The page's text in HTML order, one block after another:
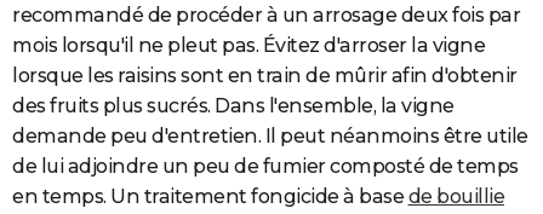
recommandé de procéder à un arrosage deux fois par
mois lorsqu'il ne pleut pas. Évitez d'arroser la vigne
lorsque les raisins sont en train de mûrir afin d'obtenir
des fruits plus sucrés. Dans l'ensemble, la vigne
demande peu d'entretien. Il peut néanmoins être utile
de lui adjoindre un peu de fumier composté de temps
en temps. Un traitement fongicide à base de bouillie